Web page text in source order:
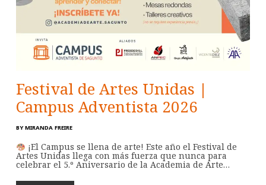
Festival de Artes Unidas |
Campus Adventista 2026
BY MIRANDA FREIRE
¡El Campus se llena de arte! Este año el Festival de
Artes Unidas llega con más fuerza que nunca para
celebrar el 5.º Aniversario de la Academia de Arte…